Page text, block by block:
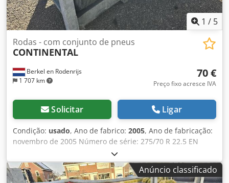
1 / 5
Berkel en Rodenrijs
1 707 km
Rodas - com conjunto de pneus
CONTINENTAL
70 €
Preço fixo acresce IVA
Solicitar Ligar
Condição: usado, Ano de fabrico: 2005, Ano de fabricação:
novembro de 2005 Número de série: 275/70 R 22.5 EN
265/70 R 22.5 6 TOTAL 8 MM Jantes com 8 e 10 furos.
Dodpoxwc U Njfx Ag Rokr
Anúncio classificado